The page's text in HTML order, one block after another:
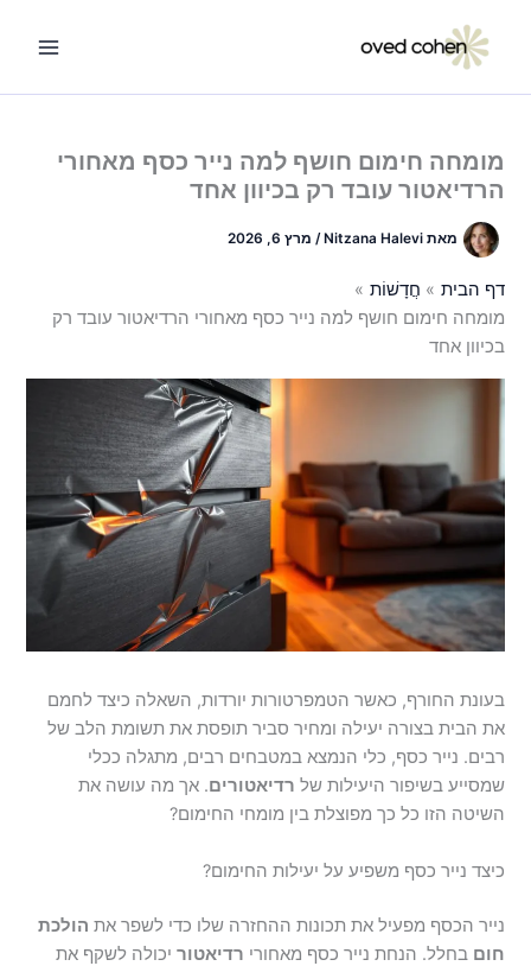
מומחה חימום חושף למה נייר כסף מאחורי
הרדיאטור עובד רק בכיוון אחד
מאתNitzana Halevi
/ מרץ 6, 2026
דף הבית
חֲדָשׁוֹת
מומחה חימום חושף למה נייר כסף מאחורי הרדיאטור עובד רק
בכיוון אחד
בעונת החורף, כאשר הטמפרטורות יורדות, השאלה כיצד לחמם
את הבית בצורה יעילה ומחיר סביר תופסת את תשומת הלב של
רבים. נייר כסף, כלי הנמצא במטבחים רבים, מתגלה ככלי
שמסייע בשיפור היעילות של רדיאטורים. אך מה עושה את
השיטה הזו כל כך מפוצלת בין מומחי החימום?
כיצד נייר כסף משפיע על יעילות החימום?
נייר הכסף מפעיל את תכונות ההחזרה שלו כדי לשפר את הולכת
חום בחלל. הנחת נייר כסף מאחורי רדיאטור יכולה לשקף את